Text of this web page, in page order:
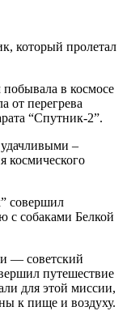
который пролетал
в космосе
от перегрева
“Спутник-2”.
удачливыми –
космического
совершил
с собаками Белкой
— советский
путешествие
для этой миссии,
к пище и воздуху.